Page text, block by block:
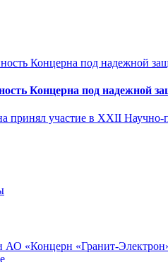
Концерна под надежной
принял участие в XXII Научно-
АО «Концерн «Гранит-